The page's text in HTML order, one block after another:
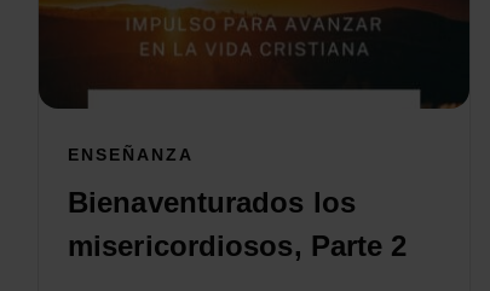
ENSEÑANZA
Bienaventurados los
misericordiosos, Parte 2